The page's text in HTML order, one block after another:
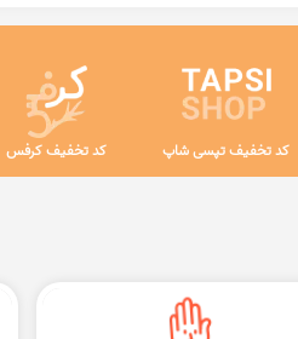
کد تخفیف تپسی شاپ کد تخفیف کرفس